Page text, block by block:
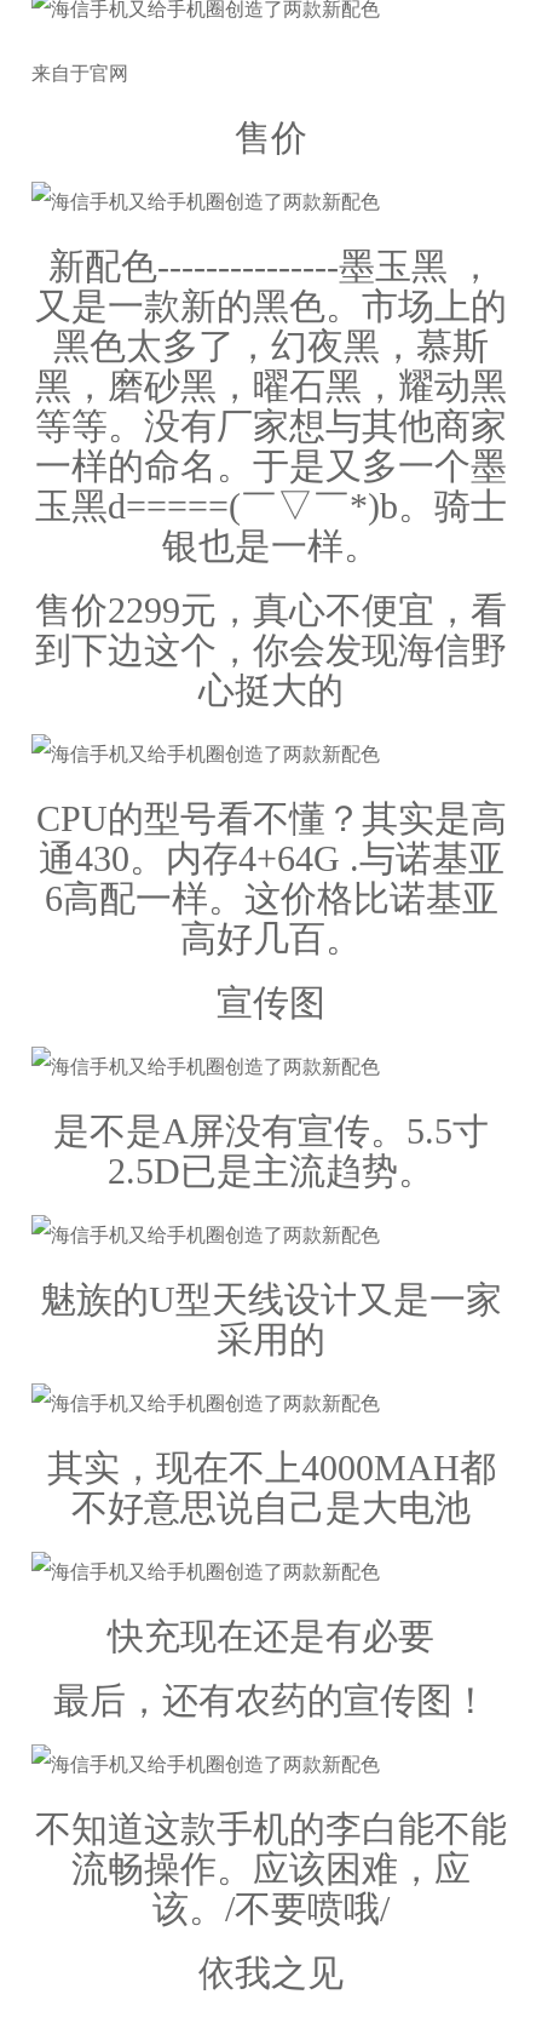
来自于官网
售价
新配色---------------墨玉黑 ，
又是一款新的黑色。 市场上的
黑色太多了， 幻夜黑，慕斯
黑，磨砂黑，曜石黑，耀动黑
等等。没有厂家想与其他商家
一样的命名。于是又多一个墨
玉黑d=====(￣▽￣*)b。骑士
银也是一样。
售价2299元，真心不便宜，看
到下边这个，你会发现海信野
心挺大的
CPU的型号看不懂？其实是高
通430。内存4+64G .与诺基亚
6高配一样。这价格比诺基亚
高好几百。
宣传图
是不是A屏没有宣传。5.5寸
2.5D已是主流趋势。
魅族的U型天线设计又是一家
采用的
其实，现在不上4000MAH都
不好意思说自己是大电池
快充现在还是有必要
最后，还有农药的宣传图！
不知道这款手机的李白能不能
流畅操作。应该困难，应
该。/不要喷哦/
依我之见